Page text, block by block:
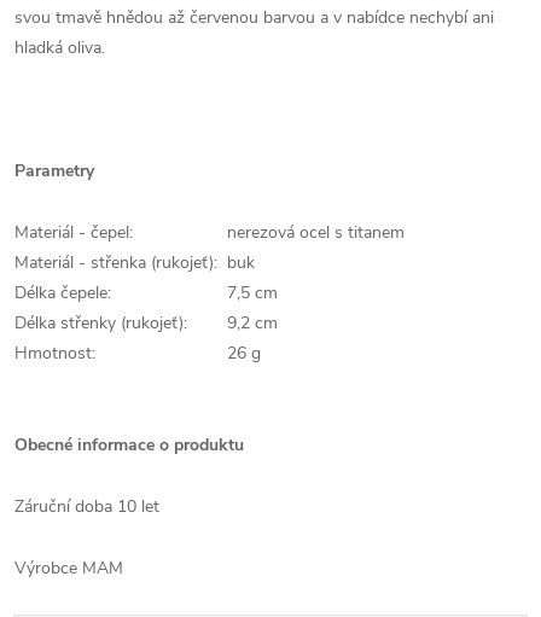
svou tmavě hnědou až červenou barvou a v nabídce nechybí ani
hladká oliva.
Parametry
Materiál - čepel:
nerezová ocel s titanem
Materiál - střenka (rukojeť): buk
Délka čepele:
7,5 cm
Délka střenky (rukojeť):
9,2 cm
Hmotnost:
26 g
Obecné informace o produktu
Záruční doba 10 let
Výrobce MAM